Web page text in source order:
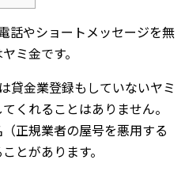
話やショートメッセージを無
ミ金です。
貸金業登録もしていないヤミ
くれることはありません。
正規業者の屋号を悪用する
とがあります。